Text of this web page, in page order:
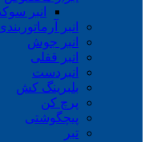
انبر
انبر
انبر جوش
انبر قفلی
انبردست
بلبرینگ کش
پرچ کن
پیچگوشتی
تبر